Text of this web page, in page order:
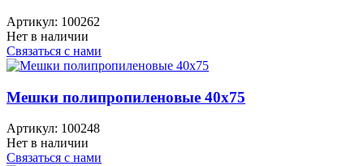
Артикул: 100262
Нет в наличии
Связаться с нами
Мешки полипропиленовые 40x75
Артикул: 100248
Нет в наличии
Связаться с нами